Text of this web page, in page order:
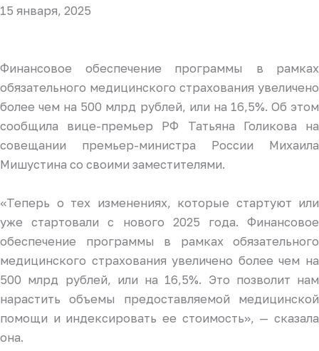
15 января, 2025
Финансовое обеспечение программы в рамках
обязательного медицинского страхования увеличено
более чем на 500 млрд рублей, или на 16,5%. Об этом
сообщила вице-премьер РФ Татьяна Голикова на
совещании премьер-министра России Михаила
Мишустина со своими заместителями.
«Теперь о тех изменениях, которые стартуют или
уже стартовали с нового 2025 года. Финансовое
обеспечение программы в рамках обязательного
медицинского страхования увеличено более чем на
500 млрд рублей, или на 16,5%. Это позволит нам
нарастить объемы предоставляемой медицинской
помощи и индексировать ее стоимость», — сказала
она.